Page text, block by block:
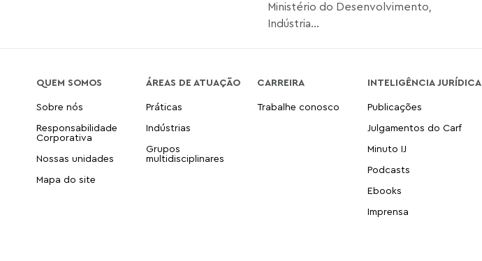
Ministério do Desenvolvimento,
Indústria...
QUEM SOMOS
Sobre nós
Responsabilidade
Corporativa
Nossas unidades
Mapa do site
ÁREAS DE ATUAÇÃO
Práticas
Indústrias
Grupos
multidisciplinares
CARREIRA
Trabalhe conosco
INTELIGÊNCIA JURÍDICA
Publicações
Julgamentos do Carf
Minuto IJ
Podcasts
Ebooks
Imprensa